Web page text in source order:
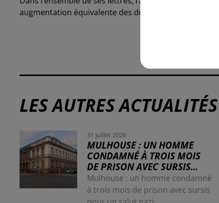
augmentation équivalente des droits de douane.
LES AUTRES ACTUALITÉS
31 juillet 2026
MULHOUSE : UN HOMME
CONDAMNÉ À TROIS MOIS
DE PRISON AVEC SURSIS...
Mulhouse : un homme condamné
à trois mois de prison avec sursis